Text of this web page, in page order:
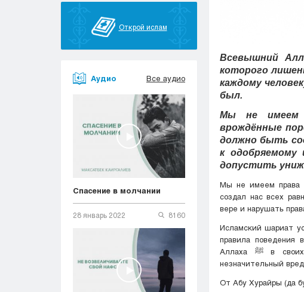
Открой ислам
Аудио Все аудио
Спасение в молчании
28 январь 2022 8160
Всевышний
которого
каждому
был.
Мы не имеем
врождённые
должно быть
к
допустить
Мы не имеем права
создал нас всех
вере и нарушать
Исламский шариат
правила поведения
Аллаха ﷺ в своих хадисах запрещал обижать верующего и причинять ему даже
незначительный вред.